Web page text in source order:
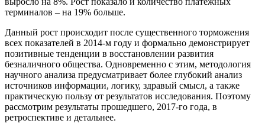
терминалов – на 19% больше.
Данный рост происходит после существенного торможения
всех показателей в 2014-м году и формально демонстрирует
позитивные тенденции в восстановлении развития
безналичного общества. Одновременно с этим, методология
научного анализа предусматривает более глубокий анализ
источников информации, логику, здравый смысл, а также
практическую пользу от результатов исследования. Поэтому
рассмотрим результаты прошедшего, 2017-го года, в
ретроспективе и детальнее.